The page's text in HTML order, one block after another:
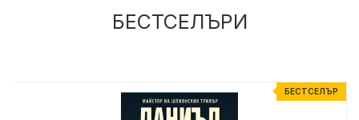
БЕСТСЕЛЪРИ
БЕСТСЕЛЪР